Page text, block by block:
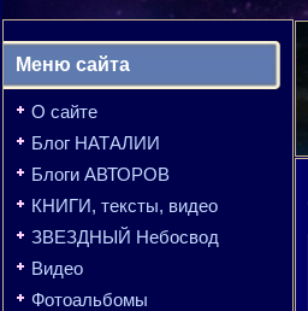
Меню сайта
О сайте
Блог НАТАЛИИ
Блоги АВТОРОВ
КНИГИ, тексты, видео
ЗВЕЗДНЫЙ Небосвод
Видео
Фотоальбомы